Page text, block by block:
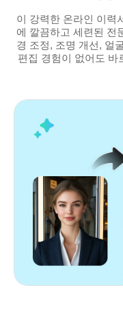
이 강력한 온라인 이력
에 깔끔하고 세련된 전
경 조정, 조명 개선, 얼
편집 경험이 없어도 바